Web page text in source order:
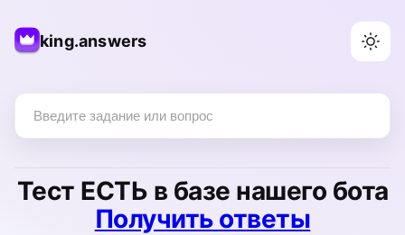
king.answers
Тест ЕСТЬ в базе нашего бота
Получить ответы